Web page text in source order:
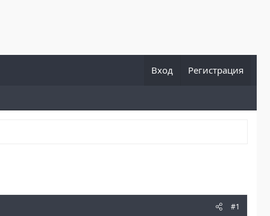
Вход Регистрация
#1